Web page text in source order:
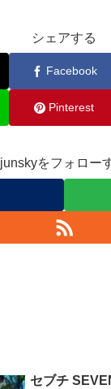
シェアする
Facebook
Pinterest
junskyをフォロー
セブチ